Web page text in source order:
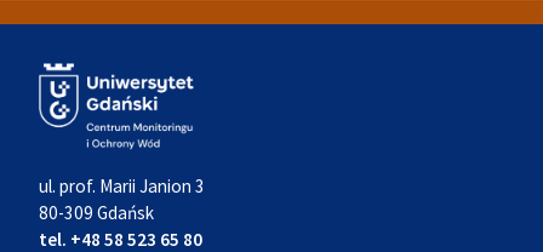
ul. prof. Marii Janion 3
80-309 Gdańsk
tel. +48 58 523 65 80